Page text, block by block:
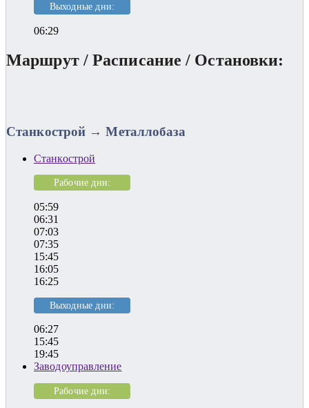
Выходные дни:
06:29
Маршрут / Расписание / Остановки:
Станкострой → Металлобаза
Станкострой
Рабочие дни:
05:59
06:31
07:03
07:35
15:45
16:05
16:25
Выходные дни:
06:27
15:45
19:45
Заводоуправление
Рабочие дни: